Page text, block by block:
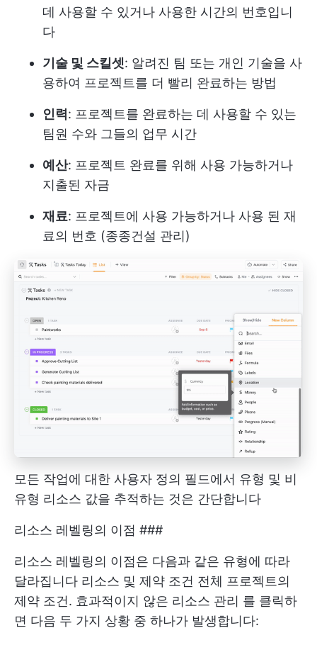
데 사용할 수 있거나 사용한 시간의 번호입니
다
기술 및 스킬셋: 알려진 팀 또는 개인 기술을 사
용하여 프로젝트를 더 빨리 완료하는 방법
인력 : 프로젝트를 완료하는 데 사용할 수 있는
팀원 수와 그들의 업무 시간
예산: 프로젝트 완료를 위해 사용 가능하거나
지출된 자금
재료: 프로젝트에 사용 가능하거나 사용 된 재
료의 번호 (종종건설 관리)
모든 작업에 대한 사용자 정의 필드에서 유형 및 비
유형 리소스 값을 추적하는 것은 간단합니다
리소스 레벨링의 이점 ###
리소스 레벨링의 이점은 다음과 같은 유형에 따라
달라집니다 리소스 및 제약 조건 전체 프로젝트의
제약 조건. 효과적이지 않은 리소스 관리 를 클릭하
면 다음 두 가지 상황 중 하나가 발생합니다: